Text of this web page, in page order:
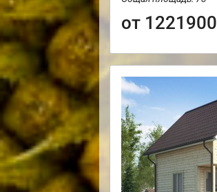
от 1221900